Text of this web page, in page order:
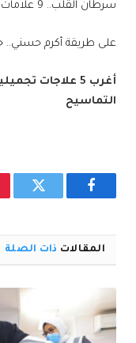
سرطان القلب.. 9 علامات تحذيرية مبكرة احذر تجاهلها
على طريقة أكرم حسني.. جدة للإيجار بـ
أغرب 5 علاجات
التماسيح
فيسبوك تويتر
المقالات ذات الصلة